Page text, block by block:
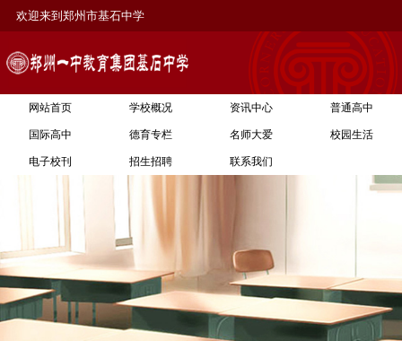
欢迎来到郑州市基石中学
网站首页 学校概况 资讯中心 普通高中
国际高中 德育专栏 名师大爱 校园生活
电子校刊 招生招聘 联系我们